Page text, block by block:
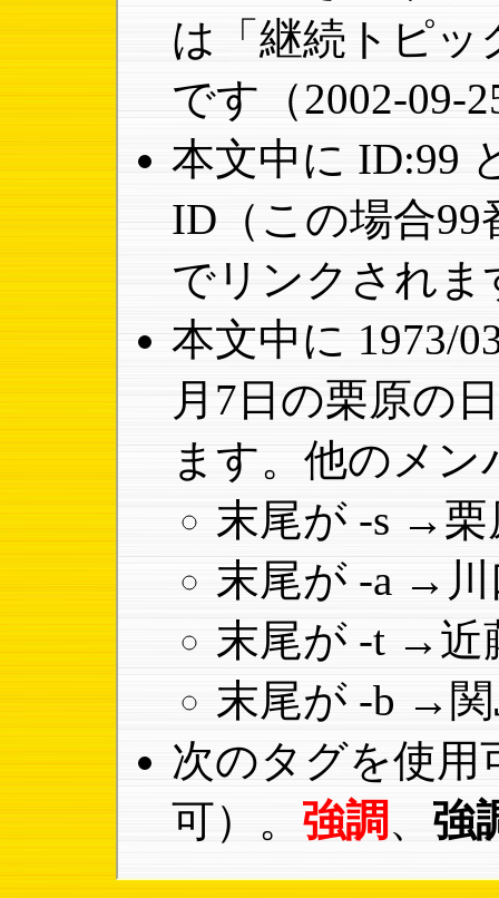
は「継続トピッ
です（2002-09-
本文中に ID:99
ID（この場合
でリンクされま
本文中に 1973/
月7日の栗原の
ます。他のメ
末尾が -s →
末尾が -a →
末尾が -t →近
末尾が -b →
次のタグを使用
可）。 強調 、 強